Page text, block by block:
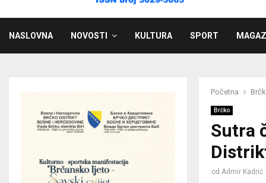
NASLOVNA NOVOSTI KULTURA SPORT
Početna
Brčko
Sutra
od Admir Kadrić